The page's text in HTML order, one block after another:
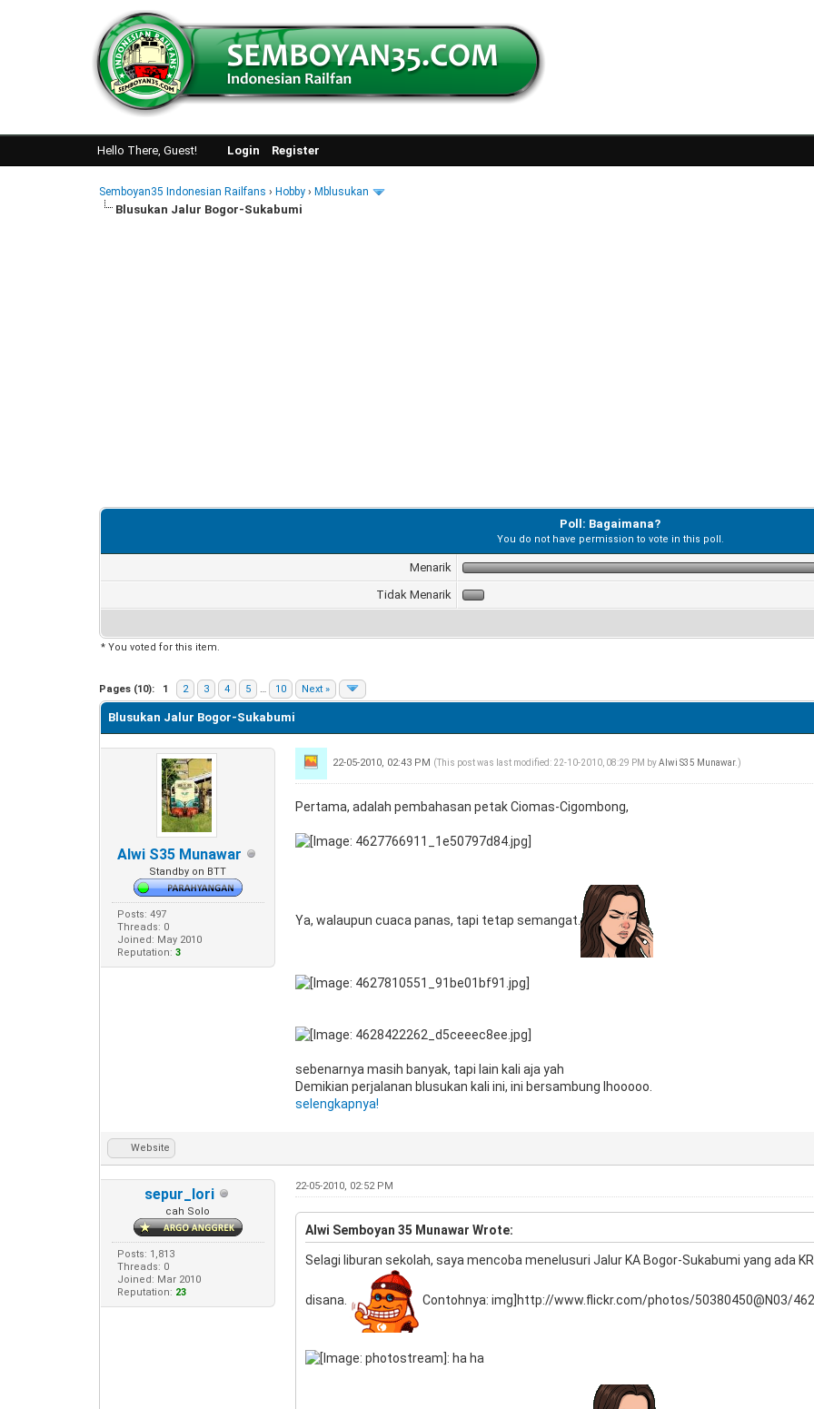
Hello There, Guest! Login Register
Semboyan35 Indonesian Railfans › Hobby › Mblusukan
Blusukan Jalur Bogor-Sukabumi
Poll: Bagaimana?
You do not have permission to vote in this poll.
Menarik
Tidak Menarik
* You voted for this item.
Pages (10): 1 2 3 4 5 … 10 Next »
0 Vote(s) - 0 Average
12345
Blusukan Jalur Bogor-Sukabumi
Alwi S35 Munawar
Standby on BTT
Posts: 497
Threads: 0
Joined: May 2010
Reputation: 3
22-05-2010, 02:43 PM (This post was last modified: 22-10-2010, 08:29 PM byAlwi S35 Munawar.)
Pertama, adalah pembahasan petak Ciomas-Cigombong,
Ya, walaupun cuaca panas, tapi tetap semangat.
sebenarnya masih banyak, tapi lain kali aja yah
Demikian perjalanan blusukan kali ini, ini bersambung lhooooo.
selengkapnya!
Website
sepur_lori
cah Solo
Posts: 1,813
Threads: 0
Joined: Mar 2010
Reputation: 23
22-05-2010, 02:52 PM
Alwi Semboyan 35 Munawar Wrote:
Selagi liburan sekolah, saya mencoba menelusuri Jalur KA Bogor-Sukabumi yang ada
disana. Contohnya: img]http://www.flickr.com/photos/50380450@N03/
: ha ha